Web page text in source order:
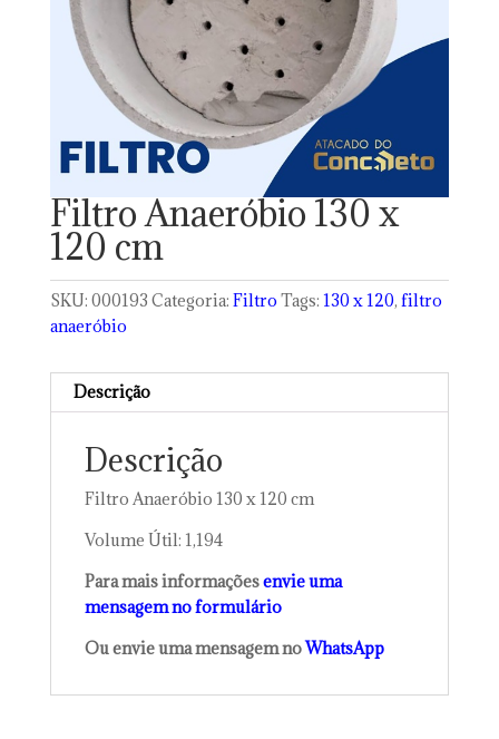
Filtro Anaeróbio 130 x
120 cm
SKU: 000193 Categoria: Filtro Tags: 130 x 120, filtro
anaeróbio
Descrição
Descrição
Filtro Anaeróbio 130 x 120 cm
Volume Útil: 1,194
Para mais informaçõesenvie uma
mensagem no formulário
Ou envie uma mensagem noWhatsApp